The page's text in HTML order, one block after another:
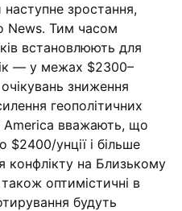
зростання,
News. Тим часом
встановлюють для
— у межах $2300–
зниження
геополітичних
America вважають, що
унції і більше
конфлікту на Близькому
оптимістичні в
будуть